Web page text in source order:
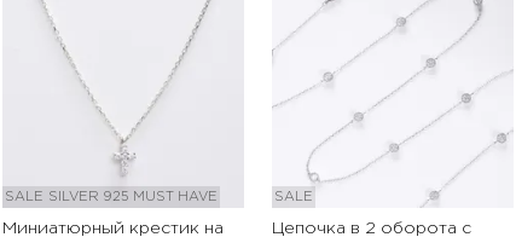
SALE SILVER 925 MUST HAVE
Миниатюрный крестик на
SALE
Цепочка в 2 оборота с